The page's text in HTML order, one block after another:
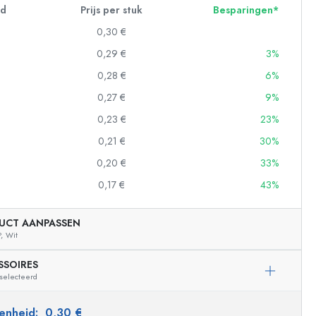
Prijs per stuk
Besparingen*
0,30 €
0,29 €
3%
0,28 €
6%
0,27 €
9%
0,23 €
23%
0,21 €
30%
0,20 €
33%
0,17 € 43%
AANPASSEN
Wit